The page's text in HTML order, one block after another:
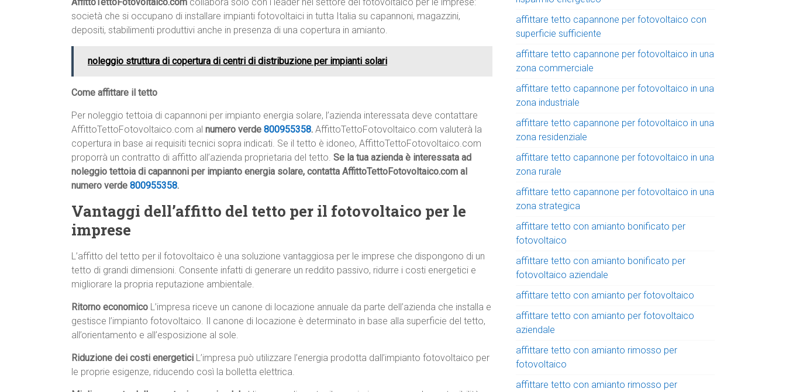
società che si occupano di installare impianti fotovoltaici in tutta Italia su capannoni, magazzini,
depositi, stabilimenti produttivi anche in presenza di una copertura in amianto.
noleggio struttura di copertura di centri di distribuzione per impianti solari
Come affittare il tetto
Per noleggio tettoia di capannoni per impianto energia solare, l’azienda interessata deve contattare
AffittoTettoFotovoltaico.com al numero verde 800955358. AffittoTettoFotovoltaico.com valuterà la
copertura in base ai requisiti tecnici sopra indicati. Se il tetto è idoneo, AffittoTettoFotovoltaico.com
proporrà un contratto di affitto all’azienda proprietaria del tetto. Se la tua azienda è interessata ad
noleggio tettoia di capannoni per impianto energia solare, contatta AffittoTettoFotovoltaico.com al
numero verde 800955358.
Vantaggi dell’affitto del tetto per il fotovoltaico per le
imprese
L’affitto del tetto per il fotovoltaico è una soluzione vantaggiosa per le imprese che dispongono di un
tetto di grandi dimensioni. Consente infatti di generare un reddito passivo, ridurre i costi energetici e
migliorare la propria reputazione ambientale.
Ritorno economico L’impresa riceve un canone di locazione annuale da parte dell’azienda che installa e
gestisce l’impianto fotovoltaico. Il canone di locazione è determinato in base alla superficie del tetto,
all’orientamento e all’esposizione al sole.
Riduzione dei costi energetici L’impresa può utilizzare l’energia prodotta dall’impianto fotovoltaico per
le proprie esigenze, riducendo così la bolletta elettrica.
affittare tetto capannone per fotovoltaico con
superficie sufficiente
affittare tetto capannone per fotovoltaico in una
zona commerciale
affittare tetto capannone per fotovoltaico in una
zona industriale
affittare tetto capannone per fotovoltaico in una
zona residenziale
affittare tetto capannone per fotovoltaico in una
zona rurale
affittare tetto capannone per fotovoltaico in una
zona strategica
affittare tetto con amianto bonificato per
fotovoltaico
affittare tetto con amianto bonificato per
fotovoltaico aziendale
affittare tetto con amianto per fotovoltaico
affittare tetto con amianto per fotovoltaico
aziendale
affittare tetto con amianto rimosso per
fotovoltaico
affittare tetto con amianto rimosso per